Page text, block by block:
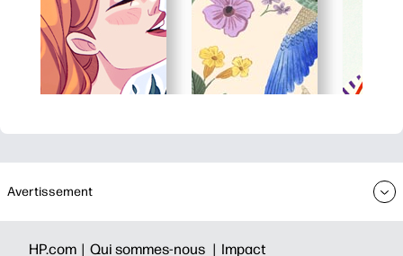
Avertissement
HP.com | Qui sommes-nous | Impact